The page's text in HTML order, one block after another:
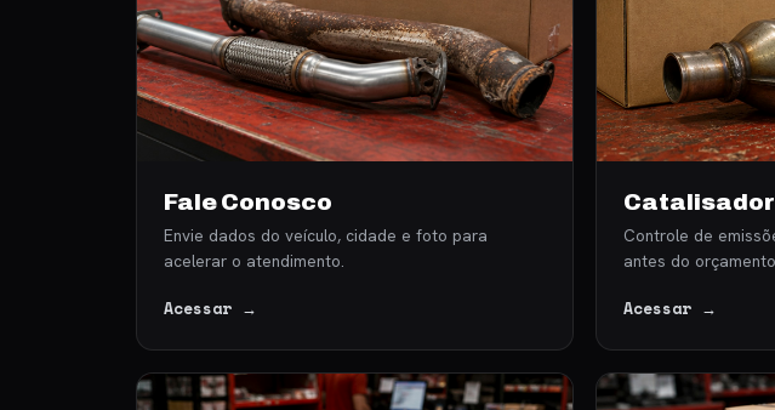
Fale Conosco
Envie dados do veículo, cidade e foto para
acelerar o atendimento.
Acessar →
Controle de
antes do
Acessar →